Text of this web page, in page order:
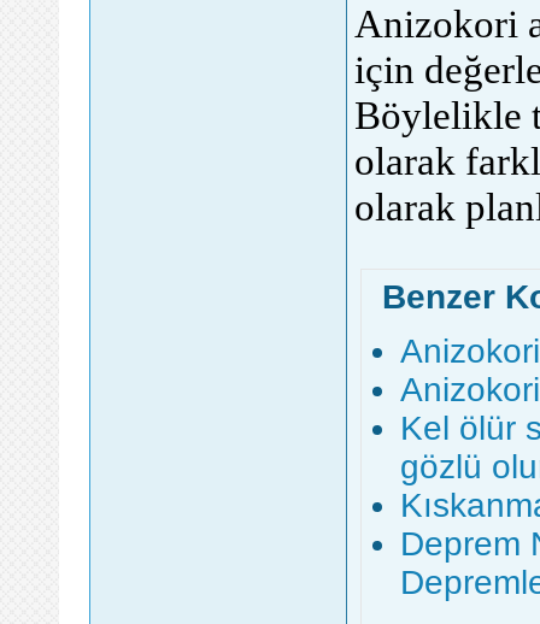
Anizokori
için
Böylelikle
olarak
olarak
Benzer
Kel ölür
gözlü
Deprem